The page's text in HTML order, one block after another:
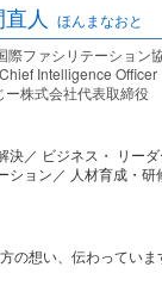
人 ほんまなおと
際ファシリテーショ
Intelligence
ー株式会社代表取締役
決／ ビジネス・ リー
ション／ 人材育成・
の想い、伝わっていま